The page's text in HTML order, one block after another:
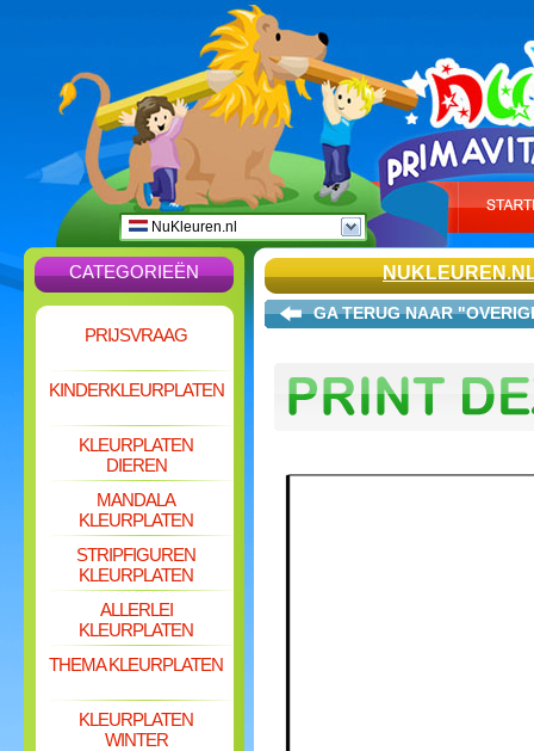
NuKleuren.nl
CATEGORIEËN
PRIJSVRAAG
KINDERKLEURPLATEN
KLEURPLATEN
DIEREN
MANDALA
KLEURPLATEN
STRIPFIGUREN
KLEURPLATEN
ALLERLEI
KLEURPLATEN
THEMA KLEURPLATEN
KLEURPLATEN
WINTER
GA TERUG NAAR